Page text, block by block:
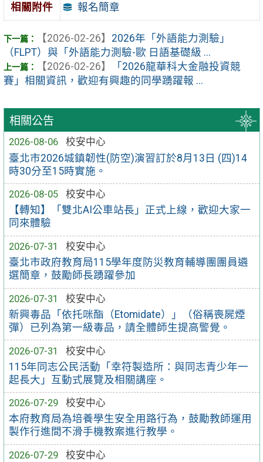
相關公告
2026-08-06
校安中心
臺北市2026城鎮韌性(防空)演習訂於8月13日 (四)14
時30分至15時實施。
2026-08-05
校安中心
【轉知】「雙北AI公車站長」正式上線，歡迎大家一
同來體驗
2026-07-31
校安中心
臺北市政府教育局115學年度防災教育輔導團團員遴
選簡章，鼓勵師長踴躍參加
2026-07-31
校安中心
新興毒品「依托咪酯（Etomidate）」（俗稱喪屍煙
彈）已列為第一級毒品，請全體師生提高警覺。
2026-07-31
校安中心
115年同志公民活動「幸符製造所：與同志青少年一
起長大」互動式展覽及相關講座。
2026-07-29
校安中心
本府教育局為培養學生安全用路行為，鼓勵教師運用
製作行進間不滑手機教案進行教學。
2026-07-29
校安中心
相關附件 報名簡章
【2026-02-26】 2026年「外語能力測驗」
（FLPT）與「外語能力測驗-歐 日語基礎級 ...
【2026-02-26】
「2026龍華科大金融投資競
賽」相關資訊，歡迎有興趣的同學踴躍報 ...